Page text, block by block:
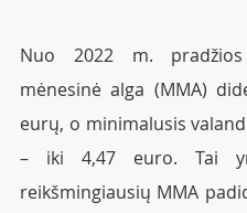
Nuo 2022 m.
mėnesinė alga (MMA)
eurų, o minimalusis
– iki 4,47 euro. Tai
reikšmingiausių MMA